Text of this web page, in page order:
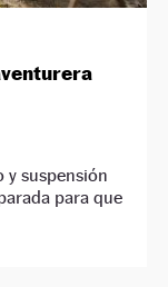
y suspensión
para que